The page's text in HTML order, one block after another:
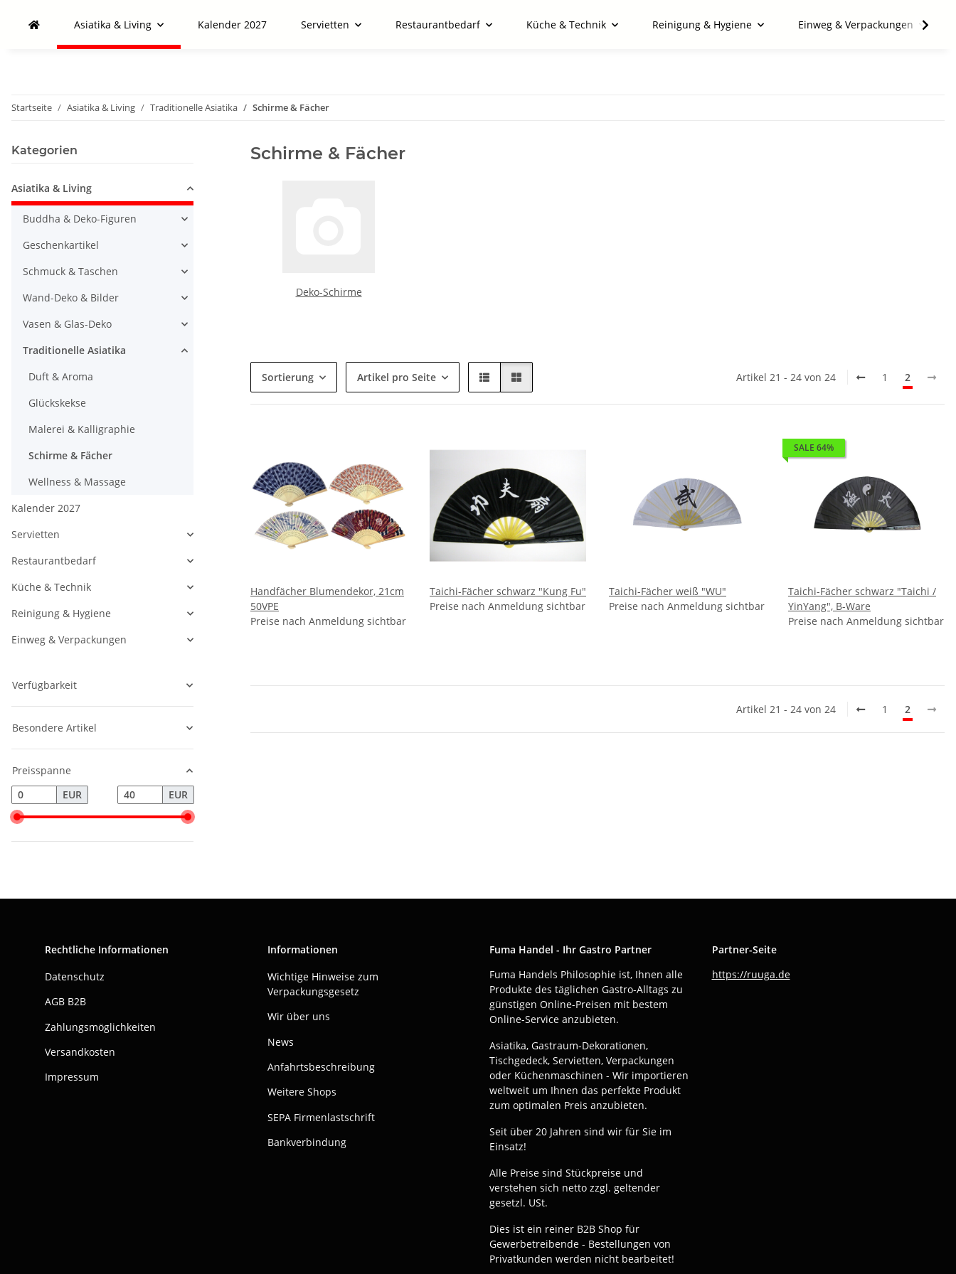
Asiatika & Living Kalender 2027 Servietten Restaurantbedarf Küche & Technik Reinigung & Hygiene Einweg & Verpackungen
Startseite Asiatika & Living Traditionelle Asiatika Schirme & Fächer
Schirme & Fächer
Deko-Schirme
Sortierung Artikel pro Seite Artikel 21 - 24 von 24 1 2
Handfächer Blumendekor, 21cm
50VPE
Preise nach Anmeldung sichtbar
Taichi-Fächer schwarz "Kung Fu"
Preise nach Anmeldung sichtbar
Taichi-Fächer weiß "WU"
Preise nach Anmeldung sichtbar
SALE 64%
Taichi-Fächer schwarz "Taichi /
YinYang", B-Ware
Preise nach Anmeldung sichtbar
Artikel 21 - 24 von 24 1 2
Kategorien
Asiatika & Living
Buddha & Deko-Figuren
Geschenkartikel
Schmuck & Taschen
Wand-Deko & Bilder
Vasen & Glas-Deko
Traditionelle Asiatika
Duft & Aroma
Glückskekse
Malerei & Kalligraphie
Schirme & Fächer
Wellness & Massage
Kalender 2027
Servietten
Restaurantbedarf
Küche & Technik
Reinigung & Hygiene
Einweg & Verpackungen
Verfügbarkeit
Besondere Artikel
Preisspanne
EUR
EUR
Rechtliche Informationen
Datenschutz
AGB B2B
Zahlungsmöglichkeiten
Versandkosten
Impressum
Informationen
Wichtige Hinweise zum
Verpackungsgesetz
Wir über uns
News
Anfahrtsbeschreibung
Weitere Shops
SEPA Firmenlastschrift
Bankverbindung
Fuma Handel - Ihr Gastro Partner
Fuma Handels Philosophie ist, Ihnen alle
Produkte des täglichen Gastro-Alltags zu
günstigen Online-Preisen mit bestem
Online-Service anzubieten.
Asiatika, Gastraum-Dekorationen,
Tischgedeck, Servietten, Verpackungen
oder Küchenmaschinen - Wir importieren
weltweit um Ihnen das perfekte Produkt
zum optimalen Preis anzubieten.
Seit über 20 Jahren sind wir für Sie im
Einsatz!
Alle Preise sind Stückpreise und
verstehen sich netto zzgl. geltender
gesetzl. USt.
Dies ist ein reiner B2B Shop für
Gewerbetreibende - Bestellungen von
Privatkunden werden nicht bearbeitet!
Partner-Seite
https://ruuga.de